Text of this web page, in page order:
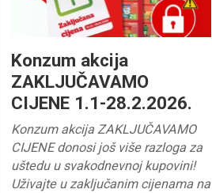
Konzum akcija
ZAKLJUČAVAMO
CIJENE 1.1-28.2.2026.
Konzum akcija ZAKLJUČAVAMO
CIJENE donosi još više razloga za
uštedu u svakodnevnoj kupovini!
Uživajte u zaključanim cijenama na